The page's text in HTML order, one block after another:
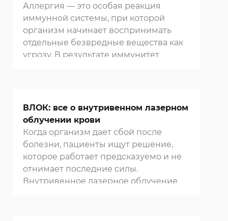
состояния и обращаться за
Регулярные обследования и
ответственный подход к здоровью
Аллергия — это особая реакция
иммунной системы, при которой
организм начинает воспринимать
отдельные безвредные вещества как
угрозу. В результате иммунитет
дискомфорт. Способность иммунной
системы правильно распознавать
угрозы — залог здоровья, но при
аллергии эта система начинает
работать иначе.
ВЛОК: все о внутривенном лазерном
облучении крови
Когда организм дает сбой после
болезни, пациенты ищут решение,
которое работает предсказуемо и не
отнимает последние силы.
Внутривенное лазерное облучение